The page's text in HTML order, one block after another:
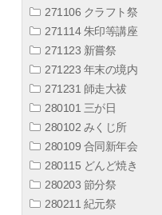
271106 クラフト祭
271114 朱印等講座
271123 新嘗祭
271223 年末の境内
271231 師走大祓
280101 三が日
280102 みくじ所
280109 合同新年会
280115 どんど焼き
280203 節分祭
280211 紀元祭